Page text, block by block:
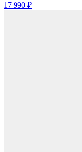
17 990 ₽